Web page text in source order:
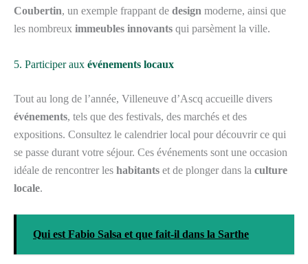
Coubertin, un exemple frappant de design moderne, ainsi que
les nombreux immeubles innovants qui parsèment la ville.
5. Participer aux événements locaux
Tout au long de l’année, Villeneuve d’Ascq accueille divers
événements, tels que des festivals, des marchés et des
expositions. Consultez le calendrier local pour découvrir ce qui
se passe durant votre séjour. Ces événements sont une occasion
idéale de rencontrer les habitants et de plonger dans la culture
locale.
Qui est Fabio Salsa et que fait-il dans la Sarthe